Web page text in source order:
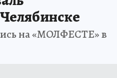
на «МОЛФЕСТЕ» в